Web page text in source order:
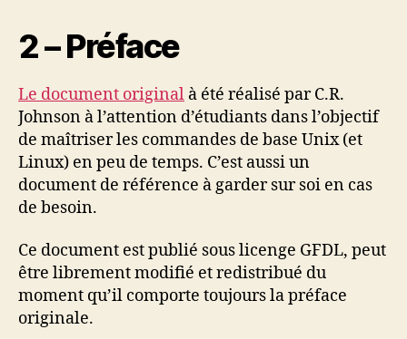
2 – Préface
Le document original à été réalisé par C.R.
Johnson à l’attention d’étudiants dans l’objectif
de maîtriser les commandes de base Unix (et
Linux) en peu de temps. C’est aussi un
document de référence à garder sur soi en cas
de besoin.
Ce document est publié sous licenge GFDL, peut
être librement modifié et redistribué du
moment qu’il comporte toujours la préface
originale.